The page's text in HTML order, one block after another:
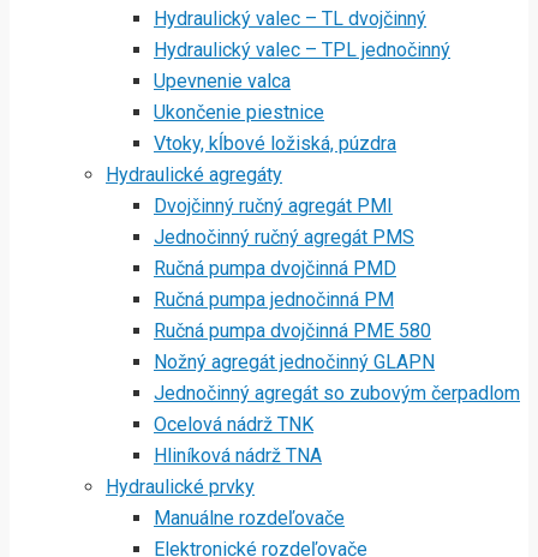
Hydraulický valec – TL dvojčinný
Hydraulický valec – TPL jednočinný
Upevnenie valca
Ukončenie piestnice
Vtoky, kĺbové ložiská, púzdra
Hydraulické agregáty
Dvojčinný ručný agregát PMI
Jednočinný ručný agregát PMS
Ručná pumpa dvojčinná PMD
Ručná pumpa jednočinná PM
Ručná pumpa dvojčinná PME 580
Nožný agregát jednočinný GLAPN
Jednočinný agregát so zubovým čerpadlom
Ocelová nádrž TNK
Hliníková nádrž TNA
Hydraulické prvky
Manuálne rozdeľovače
Elektronické rozdeľovače